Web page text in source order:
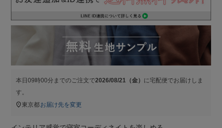
本日09時00分 までのご注文で2026/08/21（金） に 宅配便でお届けしま
す。
東京都お届け先を変更